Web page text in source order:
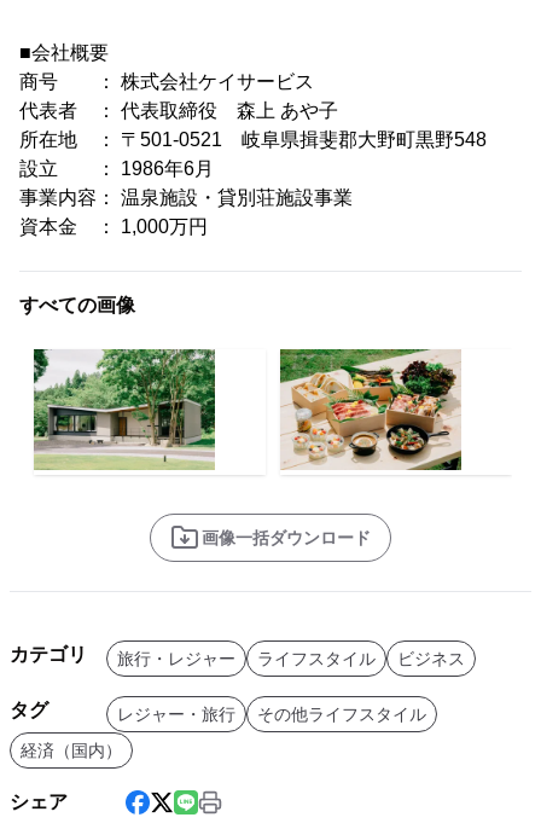
■会社概要
商号 ： 株式会社ケイサービス
代表者 ： 代表取締役 森上 あや子
所在地 ： 〒501-0521 岐阜県揖斐郡大野町黒野548
設立 ： 1986年6月
事業内容： 温泉施設・貸別荘施設事業
資本金 ： 1,000万円
すべての画像
画像一括ダウンロード
カテゴリ 旅行・レジャー ライフスタイル ビジネス
タグ レジャー・旅行
その他ライフスタイル
経済（国内）
シェア